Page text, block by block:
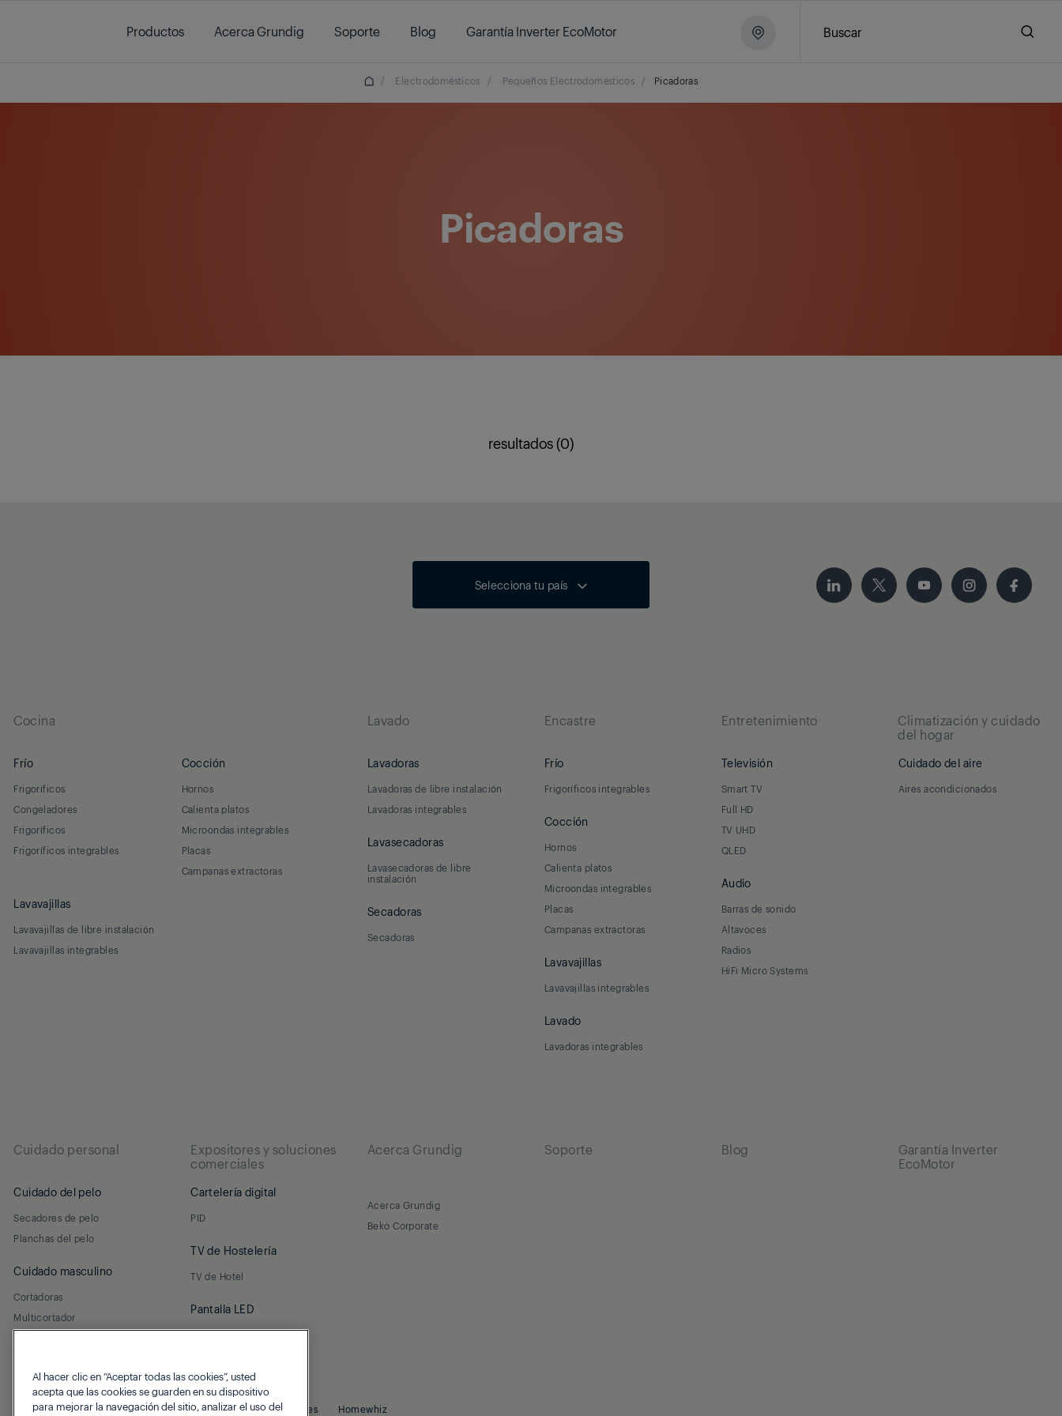
Productos
Acerca Grundig Soporte Blog Garantía Inverter EcoMotor Buscar
/ Electrodomésticos / Pequeños Electrodomésticos / Picadoras
Picadoras
resultados (0)
Selecciona tu país
Cocina
Frío
Frigoríficos
Congeladores
Frigoríficos
Frigoríficos integrables
Cocción
Hornos
Calienta platos
Microondas integrables
Placas
Campanas extractoras
Lavavajillas
Lavavajillas de libre instalación
Lavavajillas integrables
Lavado
Lavadoras
Lavadoras de libre instalación
Lavadoras integrables
Lavasecadoras
Lavasecadoras de libre
instalación
Secadoras
Secadoras
Encastre
Frío
Frigoríficos integrables
Cocción
Hornos
Calienta platos
Microondas integrables
Placas
Campanas extractoras
Lavavajillas
Lavavajillas integrables
Lavado
Lavadoras integrables
Entretenimiento
Televisión
Smart TV
Full HD
TV UHD
QLED
Audio
Barras de sonido
Altavoces
Radios
HiFi Micro Systems
Climatización y cuidado
del hogar
Cuidado del aire
Aires acondicionados
Cuidado personal
Cuidado del pelo
Secadores de pelo
Planchas del pelo
Cuidado masculino
Cortadoras
Multicortador
Expositores y soluciones
comerciales
Cartelería digital
PID
TV de Hostelería
TV de Hotel
Pantalla LED
Led interior
Acerca Grundig
Acerca Grundig
Beko Corporate
Soporte Blog
Garantía Inverter
EcoMotor
© 2026 Grundig Politica de Privacidad Politica de Cookies Homewhiz
Al hacer clic en “Aceptar todas las cookies”, usted
acepta que las cookies se guarden en su dispositivo
para mejorar la navegación del sitio, analizar el uso del